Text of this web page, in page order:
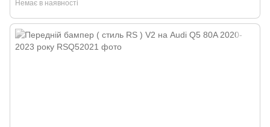
Немає в наявності